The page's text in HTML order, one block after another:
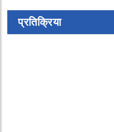
प्रतिक्रिया